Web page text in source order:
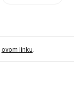
ovom linku.